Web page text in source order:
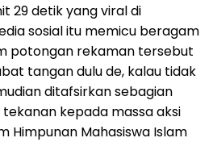
29 detik yang viral di
sosial itu memicu beragam
potongan rekaman tersebut
tangan dulu de, kalau tidak
ditafsirkan sebagian
kepada massa aksi
Himpunan Mahasiswa Islam